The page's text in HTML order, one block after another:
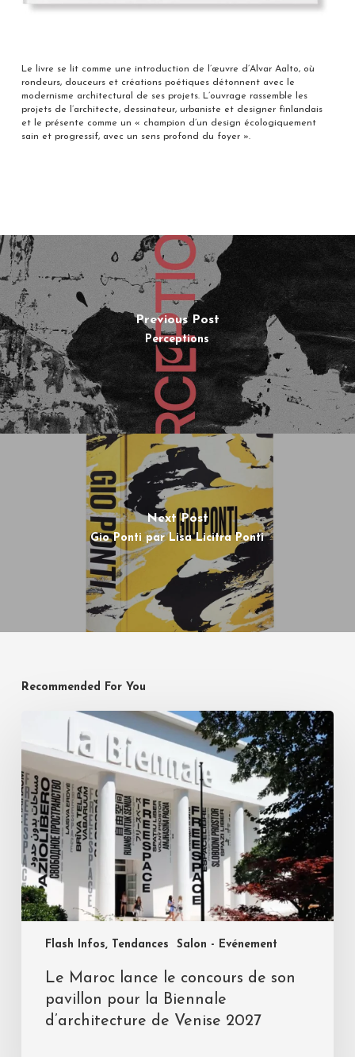
Le livre se lit comme une introduction de l’œuvre d’Alvar Aalto, où
rondeurs, douceurs et créations poétiques détonnent avec le
modernisme architectural de ses projets. L’ouvrage rassemble les
projets de l’architecte, dessinateur, urbaniste et designer finlandais
et le présente comme un « champion d’un design écologiquement
sain et progressif, avec un sens profond du foyer ».
Previous Post
Perceptions
Next Post
Gio Ponti par Lisa Licitra Ponti
Recommended For You
Flash Infos, Tendances Salon - Evénement
Le Maroc lance le concours de son
pavillon pour la Biennale
d’architecture de Venise 2027